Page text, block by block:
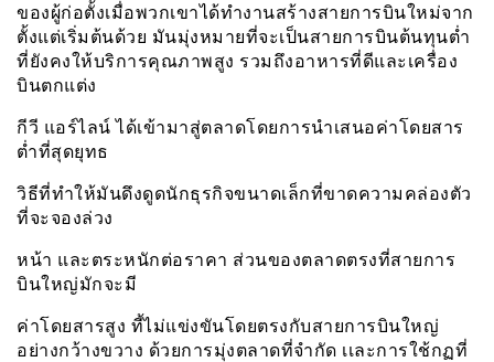
ของผู้ก่อตั้งเมื่อพวกเขาได้ทำงานสร้างสายการบินใหม่จาก
ตั้งแต่เริ่มต้นด้วย มันมุ่งหมายที่จะเป็นสายการบินต้นทุนต่ำ
ที่ยังคงให้บริการคุณภาพสูง รวมถึงอาหารที่ดีและเครื่อง
บินตกแต่ง
กีวี แอร์ไลน์ ได้เข้ามาสู่ตลาดโดยการนำเสนอค่าโดยสาร
ต่ำที่สุดยุทธ
วิธีที่ทำให้มันดึงดูดนักธุรกิจขนาดเล็กที่ขาดความคล่องตัว
ที่จะจองล่วง
หน้า และตระหนักต่อราคา ส่วนของตลาดตรงที่สายการ
บินใหญ่มักจะมี
ค่าโดยสารสูง ที้ไม่แข่งขันโดยตรงกับสายการบินใหญ่
อย่างกว้างขวาง ด้วยการมุ่งตลาดที่จำกัด เเละการใช้กฏที่